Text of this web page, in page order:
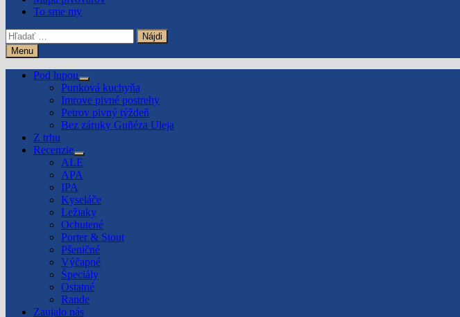
To sme my
Hľadať:
Menu
Pod lupou
Show
sub
menu
Punková kuchyňa
Imrove pivné postrehy
Petrov pivný týždeň
Bez záruky Guñéza Uleja
Z trhu
Recenzie
Show
sub
menu
ALE
APA
IPA
Kyseláče
Ležiaky
Ochutené
Porter & Stout
Pšeničné
Výčapné
Špeciály
Ostatné
Rande
Zaujalo nás